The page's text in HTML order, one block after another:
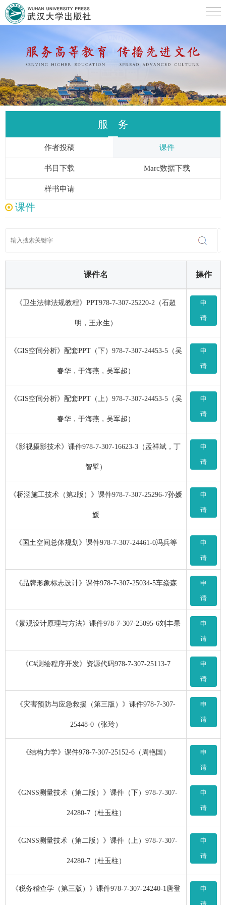
服 务
作者投稿 课件
书目下载 Marc数据下载
样书申请
课件
课件名 操作
《卫生法律法规教程》PPT978-7-307-25220-2（石超
明，王永生）
申
请
《GIS空间分析》配套PPT（下）978-7-307-24453-5（吴
春华，于海燕，吴军超）
申
请
《GIS空间分析》配套PPT（上）978-7-307-24453-5（吴
春华，于海燕，吴军超）
申
请
《影视摄影技术》课件978-7-307-16623-3（孟祥斌，丁
智擘）
申
请
《桥涵施工技术（第2版）》课件978-7-307-25296-7孙媛
媛
申
请
《国土空间总体规划》课件978-7-307-24461-0冯兵等
申
请
《品牌形象标志设计》课件978-7-307-25034-5车焱森
申
请
《景观设计原理与方法》课件978-7-307-25095-6刘丰果
申
请
《C#测绘程序开发》资源代码978-7-307-25113-7
申
请
《灾害预防与应急救援（第三版）》课件978-7-307-
25448-0（张玲）
申
请
《结构力学》课件978-7-307-25152-6（周艳国）
申
请
《GNSS测量技术（第二版）》课件（下）978-7-307-
24280-7（杜玉柱）
申
请
《GNSS测量技术（第二版）》课件（上）978-7-307-
24280-7（杜玉柱）
申
请
《税务稽查学（第三版）》课件978-7-307-24240-1唐登
申